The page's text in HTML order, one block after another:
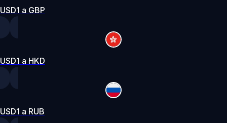
USD1 a GBP
USD1 a HKD
USD1 a RUB